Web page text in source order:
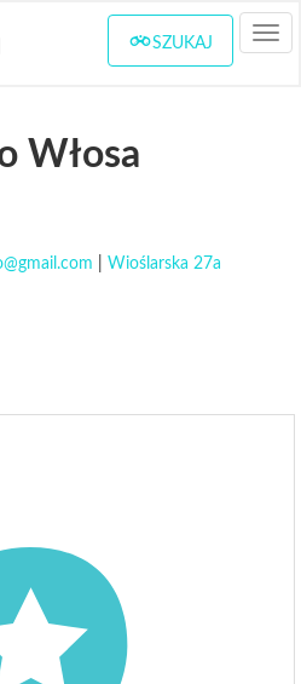
SZUKAJ
Włosa
Wioślarska 27a